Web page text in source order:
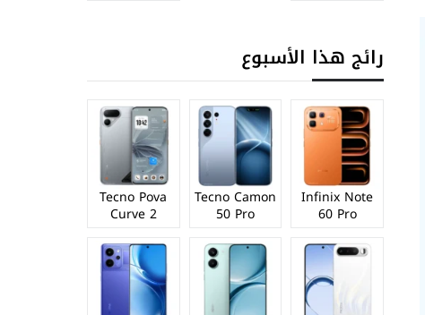
رائج هذا الأسبوع
Infinix Note
60 Pro
Tecno Camon
50 Pro
Tecno Pova
Curve 2